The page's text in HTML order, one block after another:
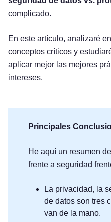
complicado.
En este artículo, analizaré
conceptos críticos y
aplicar mejor las mejores
intereses.
Principales
He aquí un resumen
frente a seguridad
La privacidad, la
de datos son tres
van de la mano.